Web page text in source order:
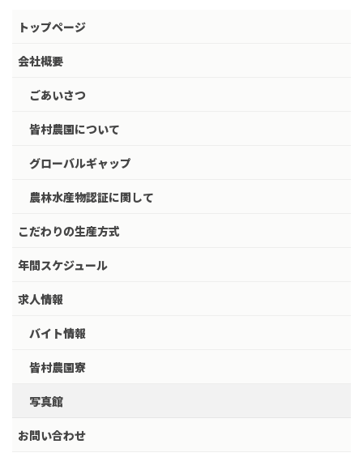
トップページ
会社概要
ごあいさつ
皆村農園について
グローバルギャップ
農林水産物認証に関して
こだわりの生産方式
年間スケジュール
求人情報
バイト情報
皆村農園寮
写真館
お問い合わせ